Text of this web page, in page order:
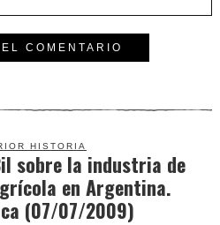
HISTORIA
Previous
post:
sobre la industria de
en Argentina.
(07/07/2009)